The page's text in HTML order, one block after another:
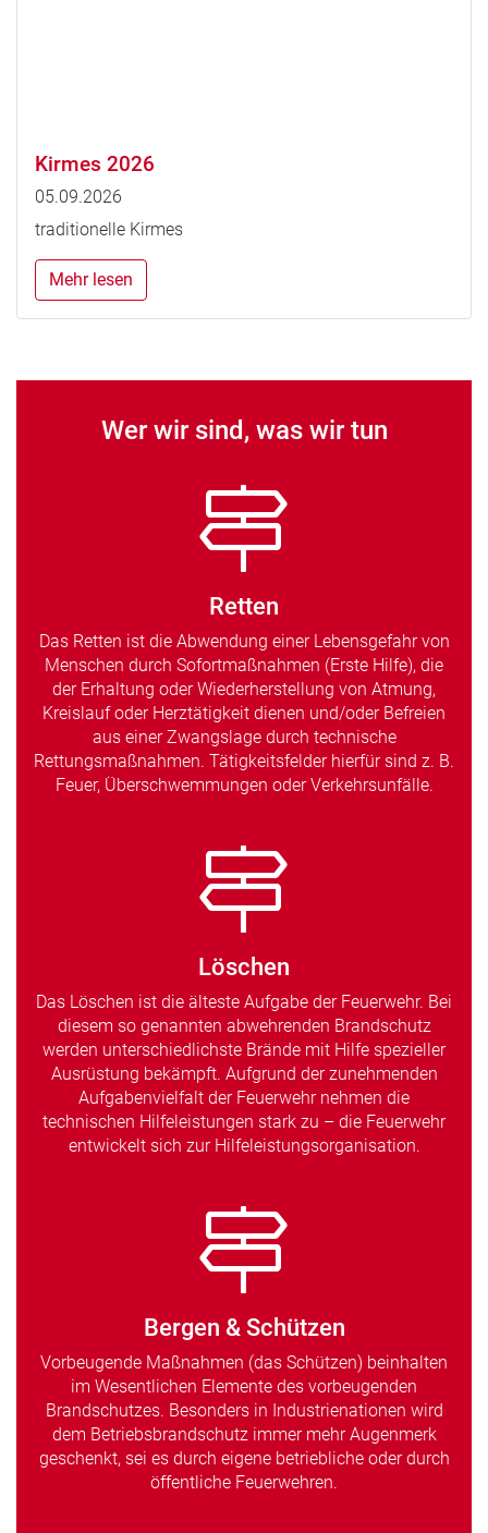
Kirmes 2026
05.09.2026
traditionelle Kirmes
Mehr lesen
Wer wir sind, was wir tun
Retten
Das Retten ist die Abwendung einer Lebensgefahr von
Menschen durch Sofortmaßnahmen (Erste Hilfe), die
der Erhaltung oder Wiederherstellung von Atmung,
Kreislauf oder Herztätigkeit dienen und/oder Befreien
aus einer Zwangslage durch technische
Rettungsmaßnahmen. Tätigkeitsfelder hierfür sind z. B.
Feuer, Überschwemmungen oder Verkehrsunfälle.
Löschen
Das Löschen ist die älteste Aufgabe der Feuerwehr. Bei
diesem so genannten abwehrenden Brandschutz
werden unterschiedlichste Brände mit Hilfe spezieller
Ausrüstung bekämpft. Aufgrund der zunehmenden
Aufgabenvielfalt der Feuerwehr nehmen die
technischen Hilfeleistungen stark zu – die Feuerwehr
entwickelt sich zur Hilfeleistungsorganisation.
Bergen & Schützen
Vorbeugende Maßnahmen (das Schützen) beinhalten
im Wesentlichen Elemente des vorbeugenden
Brandschutzes. Besonders in Industrienationen wird
dem Betriebsbrandschutz immer mehr Augenmerk
geschenkt, sei es durch eigene betriebliche oder durch
öffentliche Feuerwehren.